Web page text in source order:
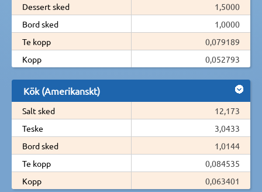
Dessert sked
1,5000
Bord sked
1,0000
Te kopp
0,079189
Kopp
0,052793
Kök (Amerikanskt)
Salt sked
12,173
Teske
3,0433
Bord sked
1,0144
Te kopp
0,084535
Kopp
0,063401